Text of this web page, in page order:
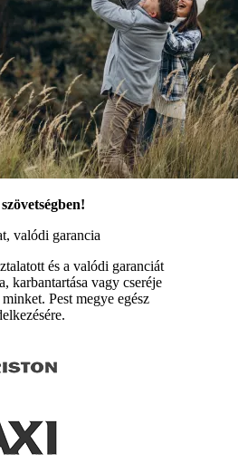
valódi garancia
és a valódi garanciát
karbantartása vagy cseréje
Pest megye egész